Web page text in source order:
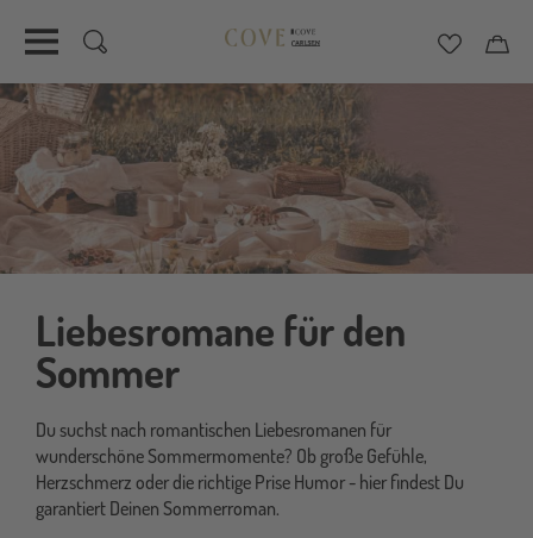
Direkt
zum
Inhalt
Liebesromane für den
Sommer
Du suchst nach romantischen Liebesromanen für
wunderschöne Sommermomente? Ob große Gefühle,
Herzschmerz oder die richtige Prise Humor - hier findest Du
garantiert Deinen Sommerroman.